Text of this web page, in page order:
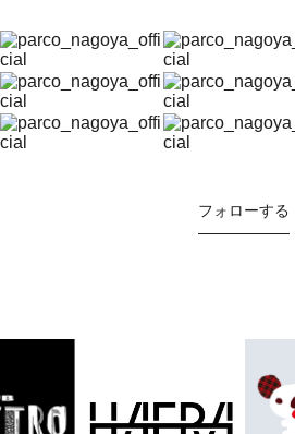
フォローする